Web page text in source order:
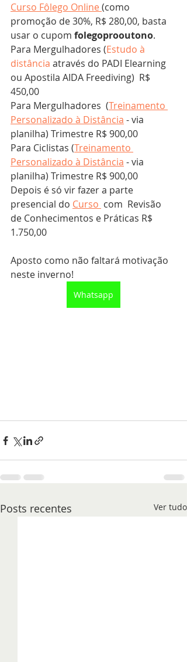
Curso Fôlego Online (como
promoção de 30%, R$ 280,00, basta
usar o cupom folegoprooutono.
Para Mergulhadores (Estudo à
distância através do PADI Elearning
ou Apostila AIDA Freediving)  R$
450,00
Para Mergulhadores  (Treinamento
Personalizado à Distância - via
planilha) Trimestre R$ 900,00
Para Ciclistas (Treinamento
Personalizado à Distância - via
planilha) Trimestre R$ 900,00
Depois é só vir fazer a parte
presencial do Curso com  Revisão
de Conhecimentos e Práticas R$
1.750,00
Aposto como não faltará motivação
neste inverno!
Whatsapp
Posts recentes Ver tudo